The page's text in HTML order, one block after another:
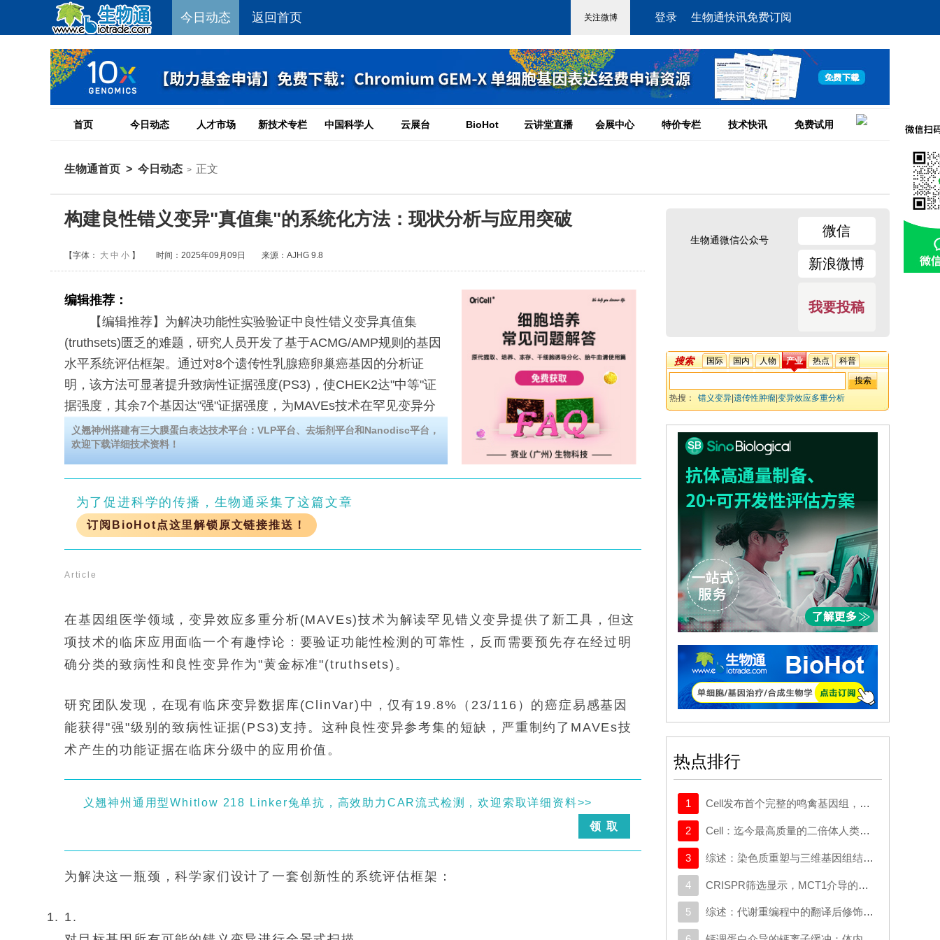
今日动态 返回首页 登录 生物通快讯免费订阅
首页 今日动态 人才市场 新技术专栏 中国科学人 云展台 BioHot 云讲堂直播 会展中心 特价专栏 技术快讯 免费试用
生物通首页 > 今日动态 > 正文
构建良性错义变异"真值集"的系统化方法：现状分析与应用突破
【字体： 大 中 小 】 时间：2025年09月09日 来源：AJHG 9.8
编辑推荐：
【编辑推荐】为解决功能性实验验证中良性错义变异真值集
(truthsets)匮乏的难题，研究人员开发了基于ACMG/AMP规则的基因
水平系统评估框架。通过对8个遗传性乳腺癌卵巢癌基因的分析证
明，该方法可显著提升致病性证据强度(PS3)，使CHEK2达"中等"证
据强度，其余7个基因达"强"证据强度，为MAVEs技术在罕见变异分
类中的应用奠定基础。
义翘神州搭建有三大膜蛋白表达技术平台：VLP平台、去垢剂平台和Nanodisc平台，
欢迎下载详细技术资料！
为了促进科学的传播，生物通采集了这篇文章
订阅BioHot点这里解锁原文链接推送！
Article
在基因组医学领域，变异效应多重分析(MAVEs)技术为解读罕见错义变异提供了新工具，但这
项技术的临床应用面临一个有趣悖论：要验证功能性检测的可靠性，反而需要预先存在经过明
确分类的致病性和良性变异作为"黄金标准"(truthsets)。
研究团队发现，在现有临床变异数据库(ClinVar)中，仅有19.8%（23/116）的癌症易感基因
能获得"强"级别的致病性证据(PS3)支持。这种良性变异参考集的短缺，严重制约了MAVEs技
术产生的功能证据在临床分级中的应用价值。
义翘神州通用型Whitlow 218 Linker兔单抗，高效助力CAR流式检测，欢迎索取详细资料>>
领 取
为解决这一瓶颈，科学家们设计了一套创新性的系统评估框架：
1.
生物通微信公众号
微信
新浪微博
我要投稿
搜索 国际 国内 人物 产业 热点 科普
热搜： 错义变异 遗传性肿瘤 变异效应多重分析
(truthsets)
热点排行
1 Cell发布首个完整的鸣禽基因组，有助于探究发声学习
2 Cell：迄今最高质量的二倍体人类基因组构建完成
3 综述：染色质重塑与三维基因组结构在癌症中的作用：从机制研究到新的治疗策略
4 CRISPR筛选显示，MCT1介导的代谢逃逸机制可规避SMAD3的抑制作用，这一机制可作为治疗靶点
5 综述：代谢重编程中的翻译后修饰：对癌症代谢治疗和免疫治疗的启示